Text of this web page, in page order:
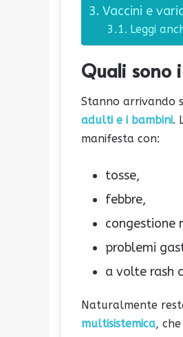
Vaccini e
Leggi
Quali sono
Stanno arrivando
adulti e i bambini.
manifesta con:
tosse,
febbre,
congestione
problemi
a volte rash
Naturalmente
multisistemica,